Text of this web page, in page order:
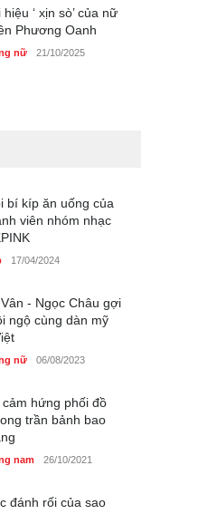
Phương Oanh
khoác đẹp cho phụ
dài cưới của Hoa
Hà ?
bí kíp ăn uống của
viên nhóm nhạc
17/04/2024
- Ngọc Châu gợi
ngộ cùng dàn mỹ
nữ 06/08/2023
cảm hứng phối đồ
trần bảnh bao
nam 26/10/2021
đánh rối của sao